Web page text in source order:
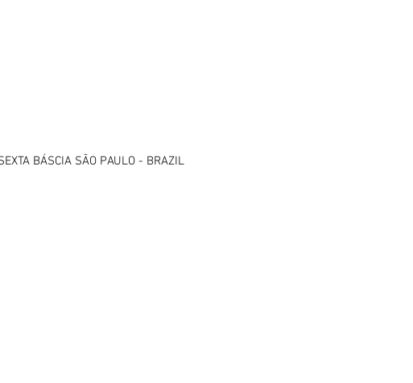
BÁSCIA SÃO PAULO - BRAZIL